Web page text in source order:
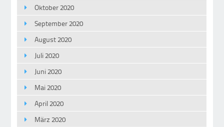
Oktober 2020
September 2020
August 2020
Juli 2020
Juni 2020
Mai 2020
April 2020
März 2020